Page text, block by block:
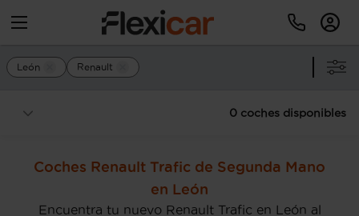
León Renault
0 coches disponibles
Coches Renault Trafic de Segunda Mano
en León
Encuentra tu nuevo Renault Trafic en León al